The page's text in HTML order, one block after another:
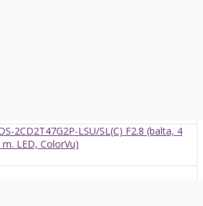
2CD2T47G2P-LSU/SL(C) F2.8 (balta, 4
LED, ColorVu)